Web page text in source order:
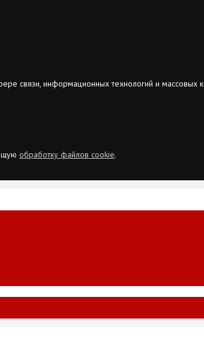
связи, информационных технологий и массовых
обработку файлов cookie.